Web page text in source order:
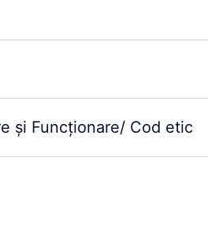
și Funcționare/ Cod etic